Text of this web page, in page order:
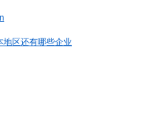
地区还有哪些企业